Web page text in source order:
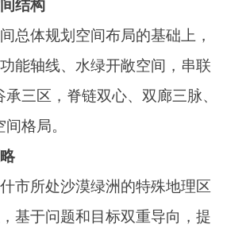
风廊的堵点；利用风廊上
岛”，依托风廊调整微气
温度适宜的小环境，
律，留好用好水资源
“可生长的活力水环”，串
力。对水工设施（河道、
以处理，保护水资源。重点
附、渗透、过滤等方式净